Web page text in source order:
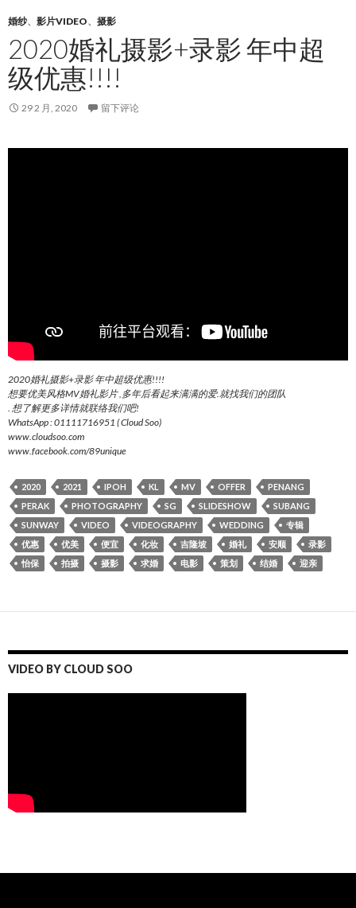
婚纱、 影片VIDEO、 摄影
2020婚礼摄影+录影 年中超
级优惠!!!!
29 2 月, 2020 留下评论
2020婚礼摄影+录影 年中超级优惠!!!!
想要优美风格MV婚礼影片 ,多年后看起来满满的爱.就找我们的团队
. 想了解更多详情就联络我们吧!
WhatsApp : 01111716951 ( Cloud Soo)
www.cloudsoo.com
www.facebook.com/89unique
2020 2021 IPOH KL MV OFFER
PENANG
PERAK
PHOTOGRAPHY SG SLIDESHOW
SUBANG
SUNWAY
VIDEO VIDEOGRAPHY WEDDING
专辑
优惠
优美 便宜 化妆 吉隆坡 婚礼 安顺
录影
怡保
拍摄 摄影 求婚 电影 策划 结婚 迎亲
VIDEO BY CLOUD SOO